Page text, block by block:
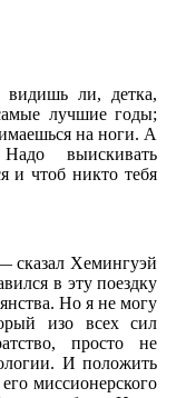
ли, детка,
лучшие годы;
на ноги. А
выискивать
и чтоб никто тебя
сказал Хемингуэй
в эту поездку
Но я не могу
изо всех сил
просто не
И положить
миссионерского